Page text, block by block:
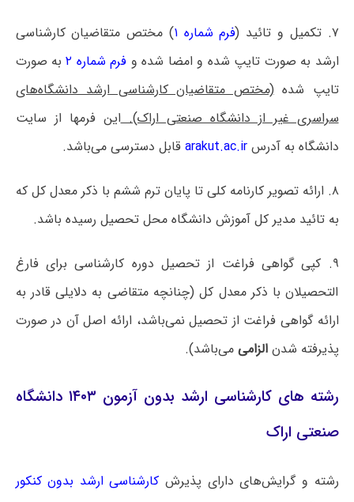
۷. تکمیل و تائید ( فرم شماره ۱ ) مختص متقاضیان کارشناسی
ارشد به صورت تایپ شده و امضا شده و فرم شماره ۲ به صورت
تایپ شده(مختص متقاضیان کارشناسی ارشد دانشگاه‌های
سراسری غیر از دانشگاه صنعتی اراک).این فرمها از سایت
دانشگاه به آدرسarakut.ac.ir قابل دسترسی می‌باشد.
۸. ارائه تصویر کارنامه کلی تا پایان ترم ششم با ذکر معدل کل که
به تائید مدیر کل آموزش دانشگاه محل تحصیل رسیده باشد.
۹. کپی گواهی فراغت از تحصیل دوره کارشناسی برای فارغ
التحصیلان با ذکر معدل کل (چنانچه متقاضی به دلایلی قادر به
ارائه گواهی فراغت از تحصیل نمی‌باشد، ارائه اصل آن در صورت
پذیرفته شدنالزامی می‌باشد).
رشته های کارشناسی ارشد بدون آزمون ۱۴۰۳ دانشگاه
صنعتی اراک
رشته و گرایش‌های دارای پذیرش کارشناسی ارشد بدون کنکور